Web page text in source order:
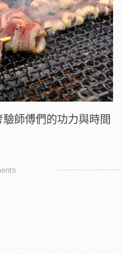
師傅們的功力與時間